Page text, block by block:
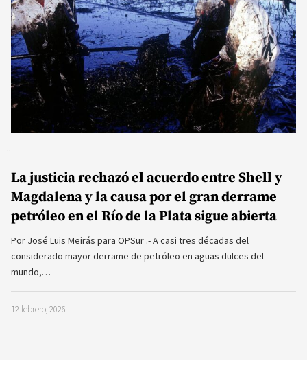
La justicia rechazó el acuerdo entre Shell y
Magdalena y la causa por el gran derrame
petróleo en el Río de la Plata sigue abierta
Por José Luis Meirás para OPSur .- A casi tres décadas del
considerado mayor derrame de petróleo en aguas dulces del
mundo,…
12 febrero, 2026